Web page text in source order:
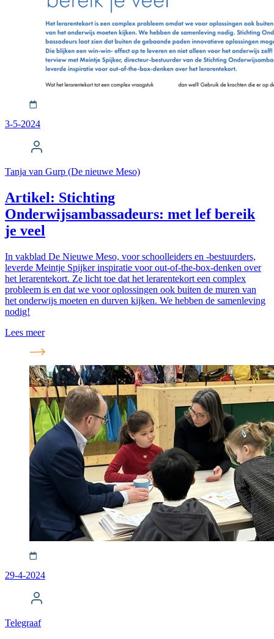
3-5-2024
Tanja van Gurp (De nieuwe Meso)
Artikel: Stichting
Onderwijsambassadeurs: met lef bereik
je veel
In vakblad De Nieuwe Meso, voor schoolleiders en -bestuurders,
leverde Meintje Spijker inspiratie voor out-of-the-box-denken over
het lerarentekort. Ze licht toe dat het lerarentekort een complex
probleem is en dat we voor oplossingen ook buiten de muren van
het onderwijs moeten en durven kijken. We hebben de samenleving
nodig!
Lees meer
29-4-2024
Telegraaf